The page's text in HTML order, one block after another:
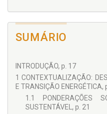
como formular
legislação das medidasex
SUMÁRIO
INTRODUÇÃO, p. 17
1 CONTEXTUALIZAÇÃO:
E TRANSIÇÃO ENERGÉTICA,
1.1 PONDERAÇÕES
SUSTENTÁVEL, p. 21